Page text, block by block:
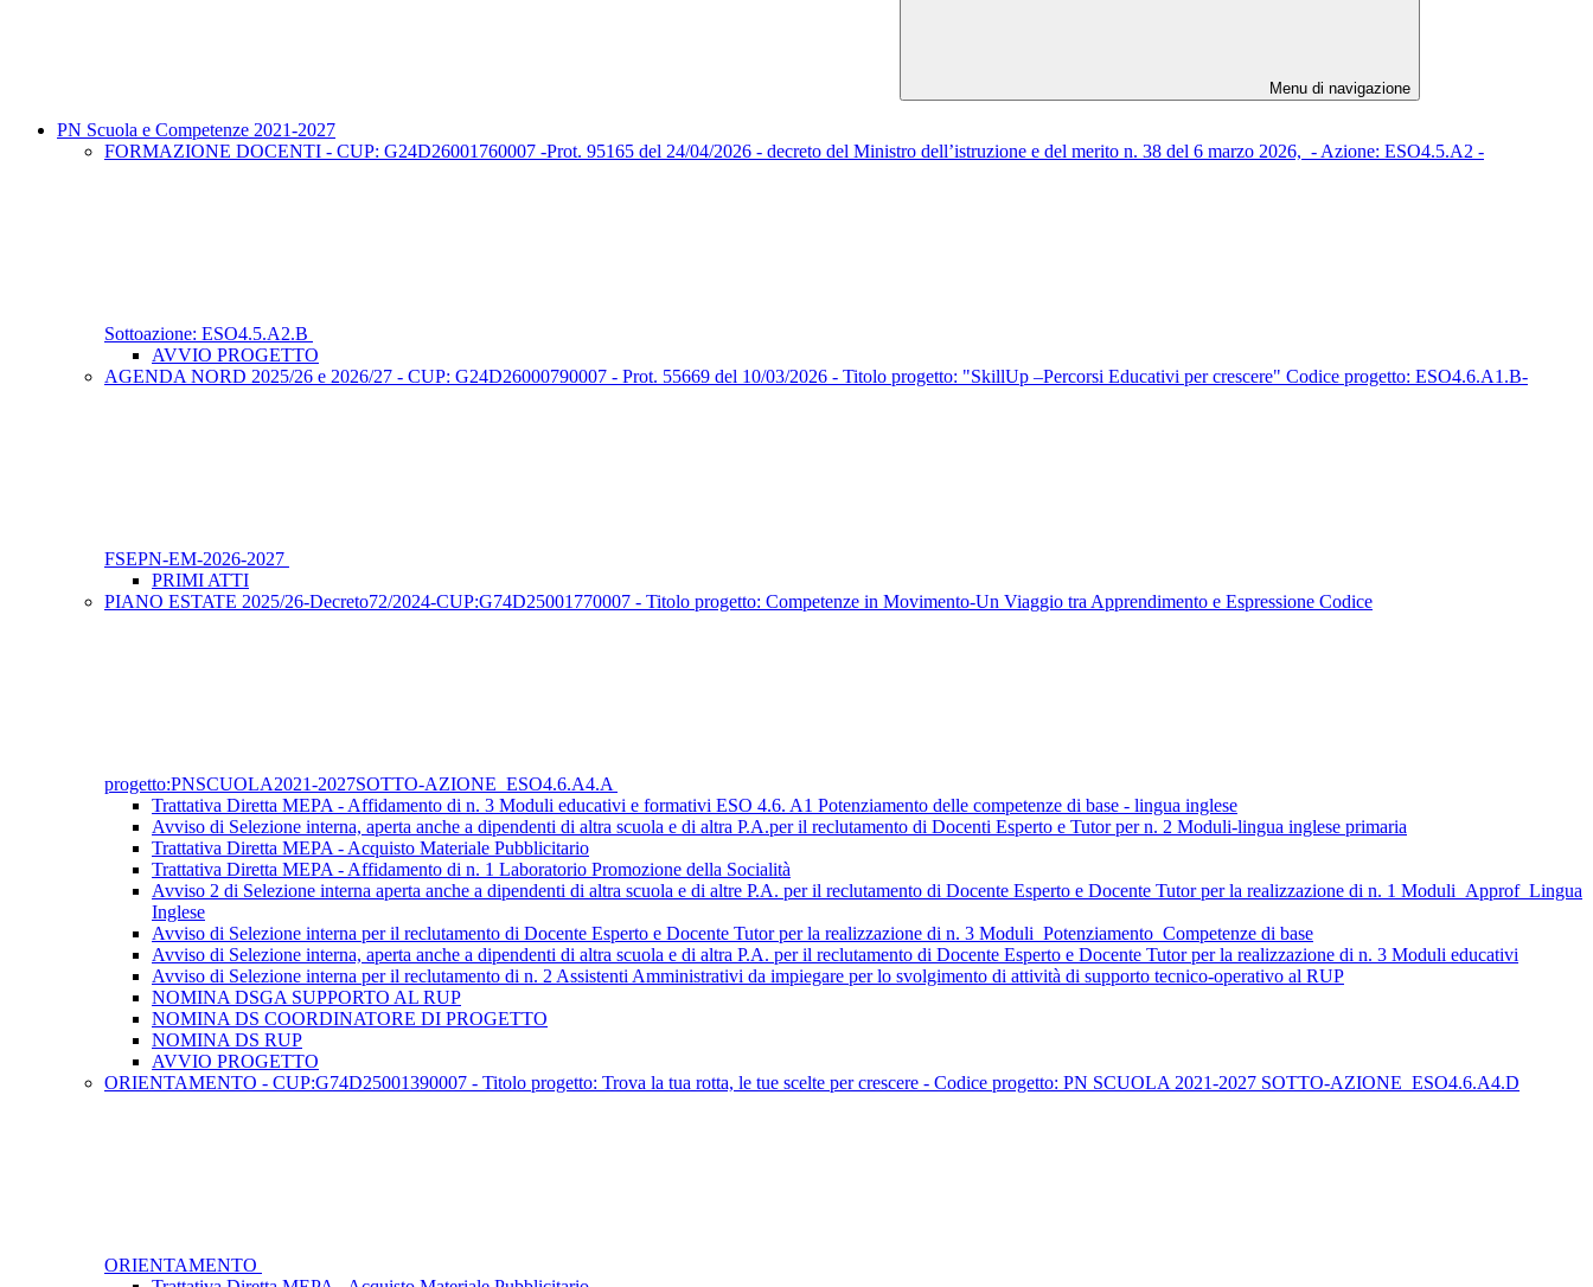
Menu di navigazione
PN Scuola e Competenze 2021-2027
FORMAZIONE DOCENTI - CUP: G24D26001760007 -Prot. 95165 del 24/04/2026 - decreto del Ministro dell’istruzione e del merito n. 38 del 6 marzo 2026, - Azione: ESO4.5.A2 -
Sottoazione: ESO4.5.A2.B
AVVIO PROGETTO
AGENDA NORD 2025/26 e 2026/27 - CUP: G24D26000790007 - Prot. 55669 del 10/03/2026 - Titolo progetto: "SkillUp –Percorsi Educativi per crescere" Codice progetto: ESO4.6.A1.B-
FSEPN-EM-2026-2027
PRIMI ATTI
PIANO ESTATE 2025/26-Decreto72/2024-CUP:G74D25001770007 - Titolo progetto: Competenze in Movimento-Un Viaggio tra Apprendimento e Espressione Codice
progetto:PNSCUOLA2021-2027SOTTO-AZIONE_ESO4.6.A4.A
Trattativa Diretta MEPA - Affidamento di n. 3 Moduli educativi e formativi ESO 4.6. A1 Potenziamento delle competenze di base - lingua inglese
Avviso di Selezione interna, aperta anche a dipendenti di altra scuola e di altra P.A.per il reclutamento di Docenti Esperto e Tutor per n. 2 Moduli-lingua inglese primaria
Trattativa Diretta MEPA - Acquisto Materiale Pubblicitario
Trattativa Diretta MEPA - Affidamento di n. 1 Laboratorio Promozione della Socialità
Avviso 2 di Selezione interna aperta anche a dipendenti di altra scuola e di altre P.A. per il reclutamento di Docente Esperto e Docente Tutor per la realizzazione di n. 1 Moduli_Approf_Lingua
Inglese
Avviso di Selezione interna per il reclutamento di Docente Esperto e Docente Tutor per la realizzazione di n. 3 Moduli_Potenziamento_Competenze di base
Avviso di Selezione interna, aperta anche a dipendenti di altra scuola e di altra P.A. per il reclutamento di Docente Esperto e Docente Tutor per la realizzazione di n. 3 Moduli educativi
Avviso di Selezione interna per il reclutamento di n. 2 Assistenti Amministrativi da impiegare per lo svolgimento di attività di supporto tecnico-operativo al RUP
NOMINA DSGA SUPPORTO AL RUP
NOMINA DS COORDINATORE DI PROGETTO
NOMINA DS RUP
AVVIO PROGETTO
ORIENTAMENTO - CUP:G74D25001390007 - Titolo progetto: Trova la tua rotta, le tue scelte per crescere - Codice progetto: PN SCUOLA 2021-2027 SOTTO-AZIONE_ESO4.6.A4.D
ORIENTAMENTO